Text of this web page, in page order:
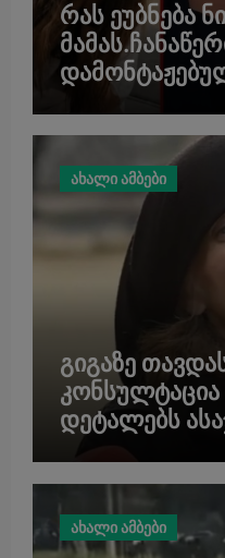
რას ეუბნება
ახალი ამბები
გიგაზე
დეტალებს
ახალი ამბები